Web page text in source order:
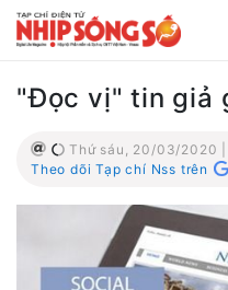
"Đọc vị" tin giả
Thứ sáu, 20/03/2020 |
Theo dõi Tạp chí Nss trên